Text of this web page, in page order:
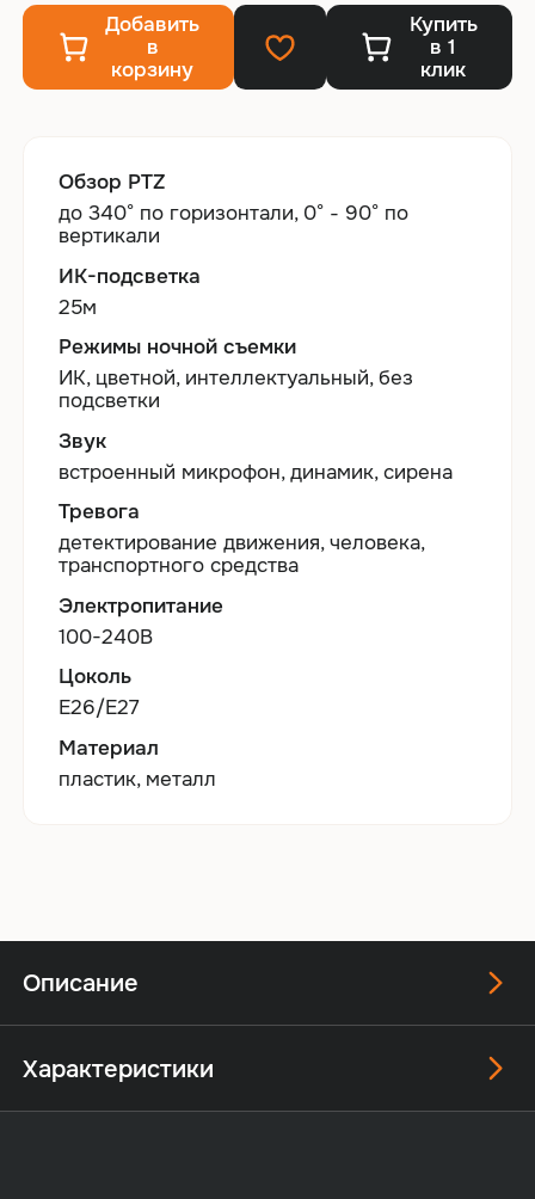
Добавить
в
корзину
Купить
в 1
клик
Обзор PTZ
до 340° по горизонтали, 0° - 90° по
вертикали
ИК-подсветка
25м
Режимы ночной съемки
ИК, цветной, интеллектуальный, без
подсветки
Звук
встроенный микрофон, динамик, сирена
Тревога
детектирование движения, человека,
транспортного средства
Электропитание
100-240В
Цоколь
E26/E27
Материал
пластик, металл
Описание
Характеристики